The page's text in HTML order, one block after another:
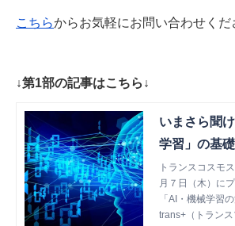
こちらからお気軽にお問い合わせくだ
↓第1部の記事はこちら↓
いまさら聞
学習」の基
阪AIセミナ
（トランスプ
トランスコスモ
月７日（木）に
「AI・機械学習
線」を開催しま
trans+（トランス